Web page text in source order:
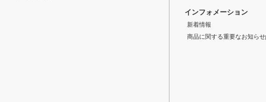
インフォメーション
新着情報
商品に関する重要なお知らせ